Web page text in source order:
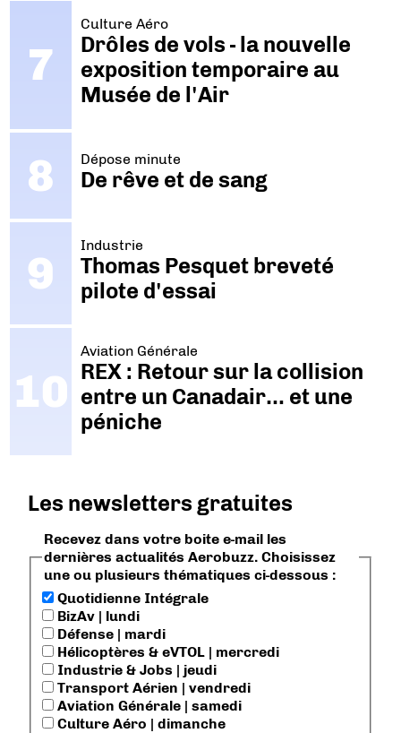
Culture Aéro
Drôles de vols - la nouvelle
exposition temporaire au
Musée de l'Air
Dépose minute
De rêve et de sang
Industrie
Thomas Pesquet breveté
pilote d'essai
Aviation Générale
REX : Retour sur la collision
entre un Canadair… et une
péniche
Les newsletters gratuites
Recevez dans votre boite e-mail les
dernières actualités Aerobuzz. Choisissez
une ou plusieurs thématiques ci-dessous :
Quotidienne Intégrale
BizAv | lundi
Défense | mardi
Hélicoptères & eVTOL | mercredi
Industrie & Jobs | jeudi
Transport Aérien | vendredi
Aviation Générale | samedi
Culture Aéro | dimanche